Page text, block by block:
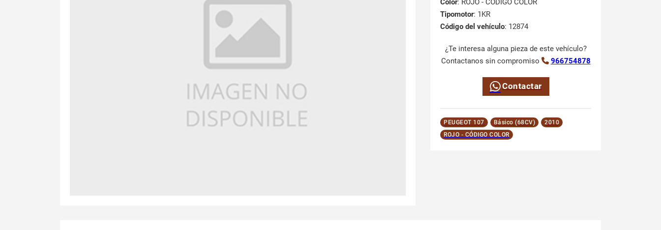
Color: ROJO - CÓDIGO COLOR
Tipomotor: 1KR
Código del vehículo: 12874
¿Te interesa alguna pieza de este vehículo?
Contactanos sin compromiso
966754878
Contactar
PEUGEOT 107 Básico (68CV)
2010
ROJO - CÓDIGO COLOR